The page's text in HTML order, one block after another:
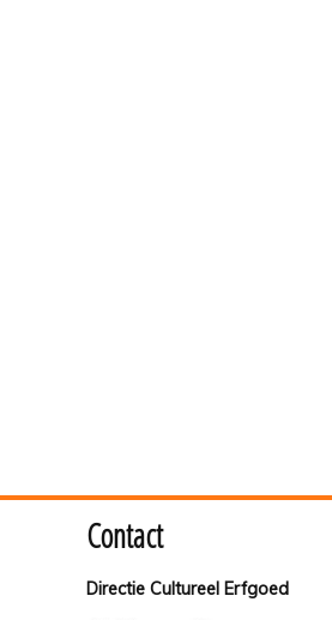
Contact
Directie Cultureel Erfgoed